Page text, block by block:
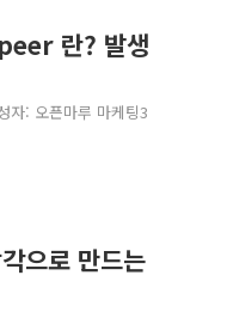
란? 발생
자: 오픈마루 마케팅3
으로 만드는